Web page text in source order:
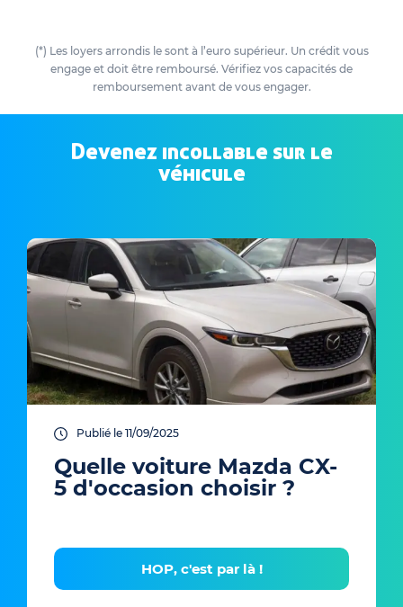
(*) Les loyers arrondis le sont à l’euro supérieur. Un crédit vous
engage et doit être remboursé. Vérifiez vos capacités de
remboursement avant de vous engager.
Devenez incollable sur le
véhicule
Publié le 11/09/2025
Quelle voiture Mazda CX-
5 d'occasion choisir ?
HOP, c'est par là !